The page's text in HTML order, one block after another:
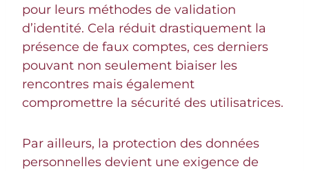
pour leurs méthodes de validation
d’identité. Cela réduit drastiquement la
présence de faux comptes, ces derniers
pouvant non seulement biaiser les
rencontres mais également
compromettre la sécurité des utilisatrices.
Par ailleurs, la protection des données
personnelles devient une exigence de